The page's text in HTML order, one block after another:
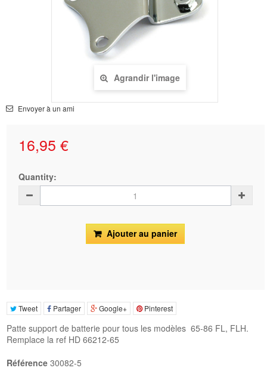
Agrandir l'image
Envoyer à un ami
16,95 €
Quantity:
Ajouter au panier
Tweet Partager Google+ Pinterest
Patte support de batterie pour tous les modèles 65-86 FL, FLH.
Remplace la ref HD 66212-65
Référence 30082-5